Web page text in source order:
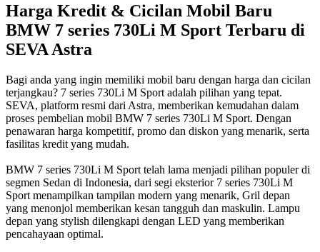
Harga Kredit & Cicilan Mobil Baru
BMW 7 series 730Li M Sport Terbaru di
SEVA Astra
Bagi anda yang ingin memiliki mobil baru dengan harga dan cicilan
terjangkau? 7 series 730Li M Sport adalah pilihan yang tepat.
SEVA, platform resmi dari Astra, memberikan kemudahan dalam
proses pembelian mobil BMW 7 series 730Li M Sport. Dengan
penawaran harga kompetitif, promo dan diskon yang menarik, serta
fasilitas kredit yang mudah.
BMW 7 series 730Li M Sport telah lama menjadi pilihan populer di
segmen Sedan di Indonesia, dari segi eksterior 7 series 730Li M
Sport menampilkan tampilan modern yang menarik, Gril depan
yang menonjol memberikan kesan tangguh dan maskulin. Lampu
depan yang stylish dilengkapi dengan LED yang memberikan
pencahayaan optimal.